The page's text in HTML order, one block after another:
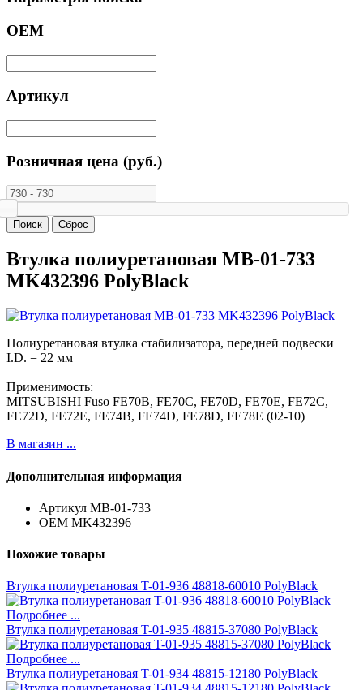
ОЕМ
Артикул
Розничная цена (руб.)
Втулка полиуретановая MB-01-733
MK432396 PolyBlack
Полиуретановая втулка стабилизатора, передней подвески
I.D. = 22 мм
Применимость:
MITSUBISHI Fuso FE70B, FE70C, FE70D, FE70E, FE72C,
FE72D, FE72E, FE74B, FE74D, FE78D, FE78E (02-10)
В магазин ...
Дополнительная информация
Артикул MB-01-733
ОЕМ MK432396
Похожие товары
Втулка полиуретановая T-01-936 48818-60010 PolyBlack
Подробнее ...
Втулка полиуретановая T-01-935 48815-37080 PolyBlack
Подробнее ...
Втулка полиуретановая T-01-934 48815-12180 PolyBlack